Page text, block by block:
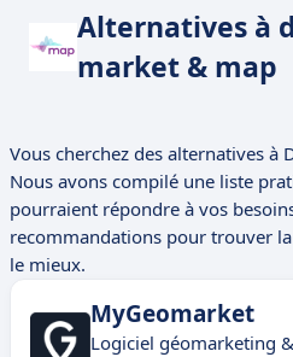
Alternatives à
market & map
Vous cherchez des alternatives à
Nous avons compilé une liste
pourraient répondre à vos
recommandations pour trouver
le mieux.
MyGeomarket
Logiciel géomarketing &